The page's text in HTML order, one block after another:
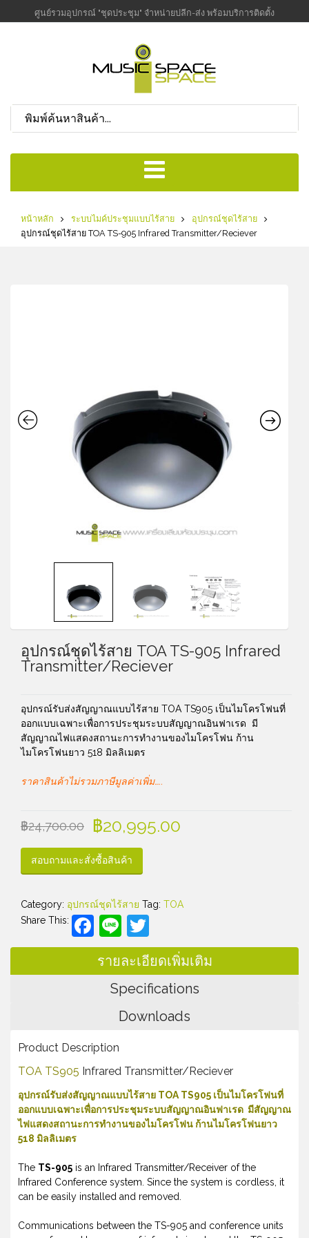
ศูนย์รวมอุปกรณ์ "ชุดประชุม" จำหน่ายปลีก-ส่ง พร้อมบริการติดตั้ง
หน้าหลัก ระบบไมค์ประชุมแบบไร้สาย
อุปกรณ์ชุดไร้สาย
อุปกรณ์ชุดไร้สาย TOA TS-905 Infrared Transmitter/Reciever
อุปกรณ์ชุดไร้สาย TOA TS-905 Infrared
Transmitter/Reciever
อุปกรณ์รับส่งสัญญาณแบบไร้สาย TOA TS905 เป็นไมโครโฟนที่
ออกแบบเฉพาะเพื่อการประชุมระบบสัญญาณอินฟาเรด มี
สัญญาณไฟแสดงสถานะการทำงานของไมโครโฟน ก้าน
ไมโครโฟนยาว 518 มิลลิเมตร
ราคาสินค้าไม่รวมภาษีมูลค่าเพิ่ม…..
฿24,700.00 ฿20,995.00
สอบถามและสั่งซื้อสินค้า
Category: อุปกรณ์ชุดไร้สาย Tag: TOA
Share This:
Facebook
Line
รายละเอียดเพิ่มเติม
Specifications
Downloads
Product Description
TOA TS905 Infrared Transmitter/Reciever
อุปกรณ์รับส่งสัญญาณแบบไร้สาย TOA TS905 เป็นไมโครโฟนที่
ออกแบบเฉพาะเพื่อการประชุมระบบสัญญาณอินฟาเรด มีสัญญาณ
ไฟแสดงสถานะการทำงานของไมโครโฟน ก้านไมโครโฟนยาว
518 มิลลิเมตร
The TS-905 is an Infrared Transmitter/Receiver of the
Infrared Conference system. Since the system is cordless, it
can be easily installed and removed.
Communications between the TS-905 and conference units